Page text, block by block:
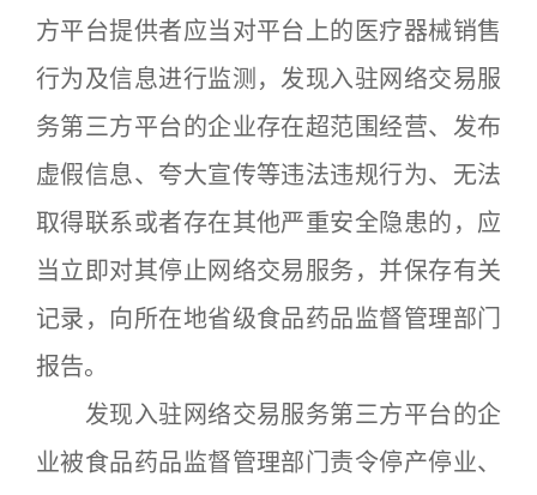
方平台提供者应当对平台上的医疗器械销售
行为及信息进行监测，发现入驻网络交易服
务第三方平台的企业存在超范围经营、发布
虚假信息、夸大宣传等违法违规行为、无法
取得联系或者存在其他严重安全隐患的，应
当立即对其停止网络交易服务，并保存有关
记录，向所在地省级食品药品监督管理部门
报告。
发现入驻网络交易服务第三方平台的企
业被食品药品监督管理部门责令停产停业、